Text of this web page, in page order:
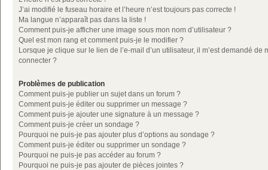
J’ai modifié le fuseau horaire et l’heure n’est toujours pas correcte !
Ma langue n’apparaît pas dans la liste !
Comment puis-je afficher une image sous mon nom d’utilisateur ?
Quel est mon rang et comment puis-je le modifier ?
Lorsque je clique sur le lien de l’e-mail d’un utilisateur, il m’est demandé de
connecter ?
Problèmes de publication
Comment puis-je publier un sujet dans un forum ?
Comment puis-je éditer ou supprimer un message ?
Comment puis-je ajouter une signature à un message ?
Comment puis-je créer un sondage ?
Pourquoi ne puis-je pas ajouter plus d’options au sondage ?
Comment puis-je éditer ou supprimer un sondage ?
Pourquoi ne puis-je pas accéder au forum ?
Pourquoi ne puis-je pas ajouter de pièces jointes ?